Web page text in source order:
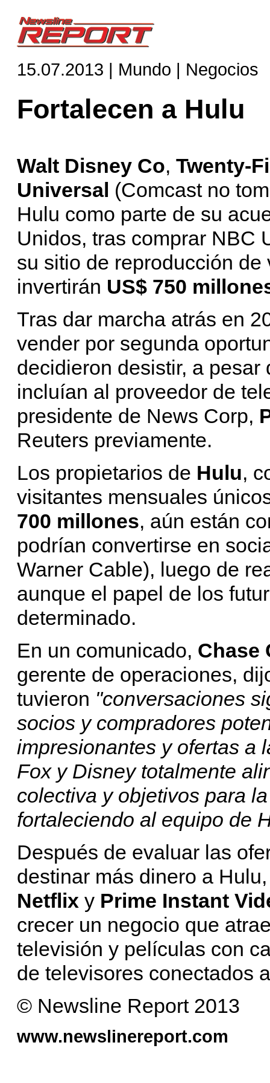
15.07.2013 | Mundo | Negocios
Fortalecen a Hulu
Walt Disney Co, Twenty-
Universal (Comcast no
Hulu como parte de su
Unidos, tras comprar NBC
su sitio de reproducción
invertirán US$ 750
Tras dar marcha atrás en
vender por segunda
decidieron desistir, a
incluían al proveedor de
presidente de News Corp,
Reuters previamente.
Los propietarios de Hulu,
visitantes mensuales
700 millones, aún están
podrían convertirse en
Warner Cable), luego de
aunque el papel de los
determinado.
En un comunicado, Chase
gerente de operaciones,
tuvieron "conversaciones
socios y compradores
impresionantes y ofertas a
Fox y Disney totalmente
colectiva y objetivos para
fortaleciendo al equipo de
Después de evaluar las
destinar más dinero a
Netflix y Prime Instant
crecer un negocio que
televisión y películas con
de televisores conectados
© Newsline Report 2013
www.newslinereport.com